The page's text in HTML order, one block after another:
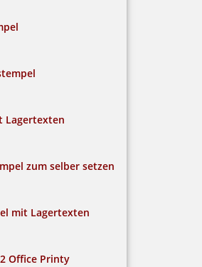
Lagertexten
zum selber setzen
mit Lagertexten
Office Printy